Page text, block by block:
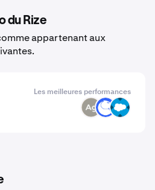
du Rize
appartenant aux
Les meilleures performances
SLVR ANT CRMX